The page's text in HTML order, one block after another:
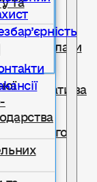
із сплати
плати за
збору